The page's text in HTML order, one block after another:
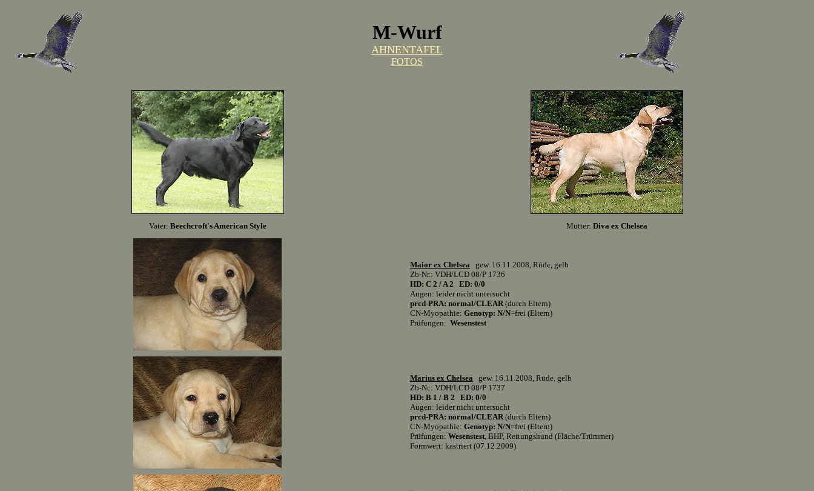
M-Wurf
AHNENTAFEL
FOTOS
Vater: Beechcroft's American Style Mutter: Diva ex Chelsea
Maior ex Chelsea gew. 16.11.2008, Rüde, gelb
Zb-Nr.: VDH/LCD 08/P 1736
HD: C 2 / A 2 ED: 0/0
Augen: leider nicht untersucht
prcd-PRA: normal/CLEAR(durch Eltern)
CN-Myopathie: Genotyp: N/N=frei (Eltern)
Prüfungen: Wesenstest
Marius ex Chelsea gew. 16.11.2008, Rüde, gelb
Zb-Nr.: VDH/LCD 08/P 1737
HD: B 1 / B 2 ED: 0/0
Augen: leider nicht untersucht
prcd-PRA: normal/CLEAR(durch Eltern)
CN-Myopathie: Genotyp: N/N=frei (Eltern)
Prüfungen: Wesenstest, BHP, Rettungshund (Fläche/Trümmer)
Formwert: kastriert (07.12.2009)